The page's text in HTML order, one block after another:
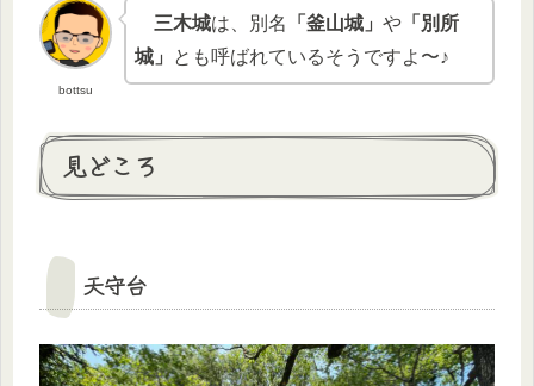
bottsu
三木城は、別名 「釜山城」や 「別所
城」
とも呼ばれているそうですよ〜♪
見どころ
天守台